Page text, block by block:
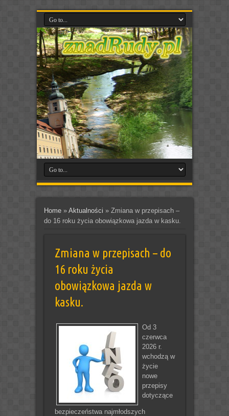
Home» Aktualności » Zmiana w przepisach –
do 16 roku życia obowiązkowa jazda w kasku.
Zmiana w przepisach – do
16 roku życia
obowiązkowa jazda w
kasku.
Od 3
czerwca
2026 r.
wchodzą w
życie
nowe
przepisy
dotyczące
bezpieczeństwa najmłodszych